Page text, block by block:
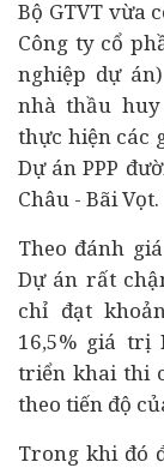
Bộ GTVT vừa
Công ty cổ
nghiệp dự
nhà thầu
thực hiện các
Dự án PPP
Châu - Bãi Vọt.
Theo đánh
Dự án rất
chỉ đạt
16,5% giá trị
triển khai thi
theo tiến độ
Trong khi đó